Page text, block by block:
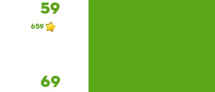
59
659
69